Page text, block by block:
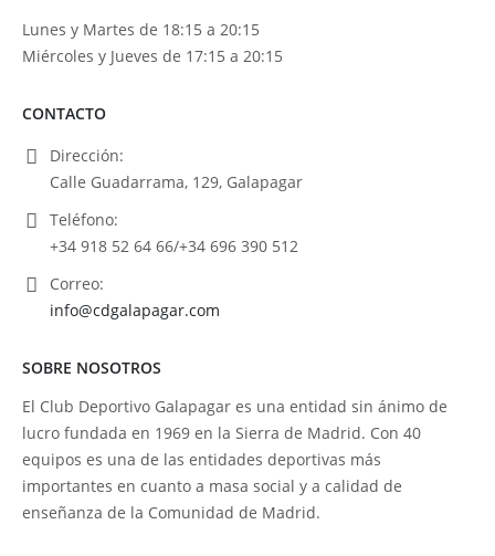
Lunes y Martes de 18:15 a 20:15
Miércoles y Jueves de 17:15 a 20:15
CONTACTO
Dirección:
Calle Guadarrama, 129, Galapagar
Teléfono:
+34 918 52 64 66/+34 696 390 512
Correo:
info@cdgalapagar.com
SOBRE NOSOTROS
El Club Deportivo Galapagar es una entidad sin ánimo de
lucro fundada en 1969 en la Sierra de Madrid. Con 40
equipos es una de las entidades deportivas más
importantes en cuanto a masa social y a calidad de
enseñanza de la Comunidad de Madrid.